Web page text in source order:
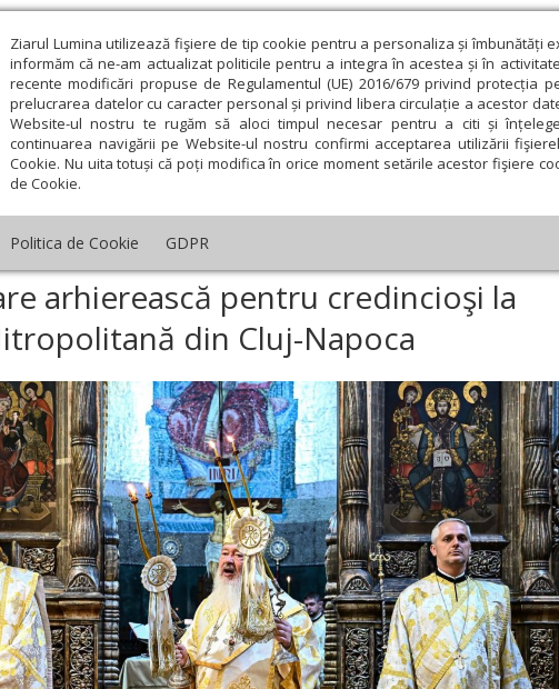
Ziarul Lumina utilizează fişiere de tip cookie pentru a personaliza și îmbunătăți
informăm că ne-am actualizat politicile pentru a integra în acestea și în
recente modificări propuse de Regulamentul (UE) 2016/679 privind protecția
prelucrarea datelor cu caracter personal și privind libera circulație a acestor
Website-ul nostru te rugăm să aloci timpul necesar pentru a citi și
continuarea navigării pe Website-ul nostru confirmi acceptarea utilizării
Cookie. Nu uita totuși că poți modifica în orice moment setările acestor fişiere
de Cookie.
Politica de Cookie GDPR
religioasă
Mesaje și cuvântări An omagial Comunicate de presă
Teologie și spiritualitate Educaţie și Cultură
religioasă › Știri › Binecuvântare arhierească pentru credincioşi la Catedrala
arhierească pentru credincioşi la
din Cluj-Napoca
Decembrie Martie